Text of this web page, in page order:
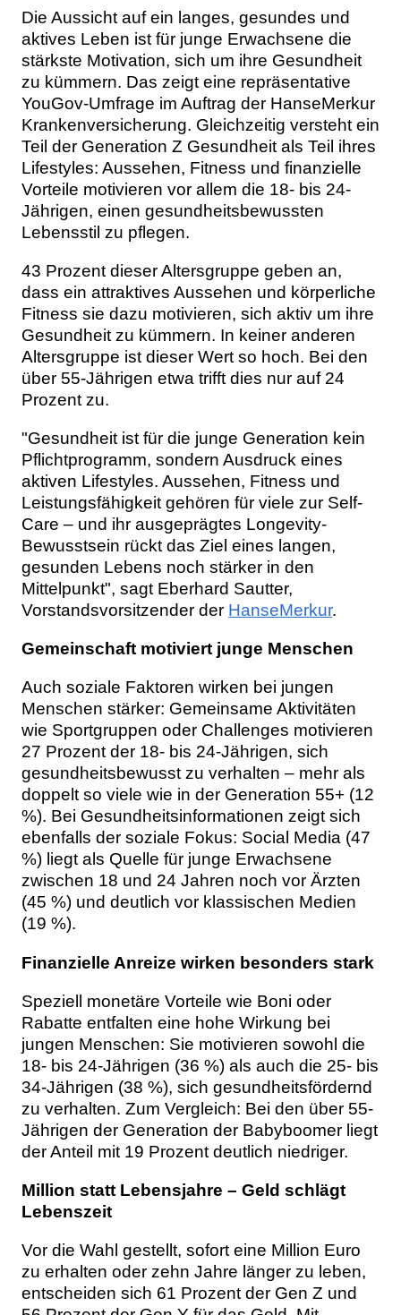
Die Aussicht auf ein langes, gesundes und
aktives Leben ist für junge Erwachsene die
stärkste Motivation, sich um ihre Gesundheit
zu kümmern. Das zeigt eine repräsentative
YouGov-Umfrage im Auftrag der HanseMerkur
Krankenversicherung. Gleichzeitig versteht ein
Teil der Generation Z Gesundheit als Teil ihres
Lifestyles: Aussehen, Fitness und finanzielle
Vorteile motivieren vor allem die 18- bis 24-
Jährigen, einen gesundheitsbewussten
Lebensstil zu pflegen.
43 Prozent dieser Altersgruppe geben an,
dass ein attraktives Aussehen und körperliche
Fitness sie dazu motivieren, sich aktiv um ihre
Gesundheit zu kümmern. In keiner anderen
Altersgruppe ist dieser Wert so hoch. Bei den
über 55-Jährigen etwa trifft dies nur auf 24
Prozent zu.
"Gesundheit ist für die junge Generation kein
Pflichtprogramm, sondern Ausdruck eines
aktiven Lifestyles. Aussehen, Fitness und
Leistungsfähigkeit gehören für viele zur Self-
Care – und ihr ausgeprägtes Longevity-
Bewusstsein rückt das Ziel eines langen,
gesunden Lebens noch stärker in den
Mittelpunkt", sagt Eberhard Sautter,
Vorstandsvorsitzender der HanseMerkur.
Gemeinschaft motiviert junge Menschen
Auch soziale Faktoren wirken bei jungen
Menschen stärker: Gemeinsame Aktivitäten
wie Sportgruppen oder Challenges motivieren
27 Prozent der 18- bis 24-Jährigen, sich
gesundheitsbewusst zu verhalten – mehr als
doppelt so viele wie in der Generation 55+ (12
%). Bei Gesundheitsinformationen zeigt sich
ebenfalls der soziale Fokus: Social Media (47
%) liegt als Quelle für junge Erwachsene
zwischen 18 und 24 Jahren noch vor Ärzten
(45 %) und deutlich vor klassischen Medien
(19 %).
Finanzielle Anreize wirken besonders stark
Speziell monetäre Vorteile wie Boni oder
Rabatte entfalten eine hohe Wirkung bei
jungen Menschen: Sie motivieren sowohl die
18- bis 24-Jährigen (36 %) als auch die 25- bis
34-Jährigen (38 %), sich gesundheitsfördernd
zu verhalten. Zum Vergleich: Bei den über 55-
Jährigen der Generation der Babyboomer liegt
der Anteil mit 19 Prozent deutlich niedriger.
Million statt Lebensjahre – Geld schlägt
Lebenszeit
Vor die Wahl gestellt, sofort eine Million Euro
zu erhalten oder zehn Jahre länger zu leben,
entscheiden sich 61 Prozent der Gen Z und